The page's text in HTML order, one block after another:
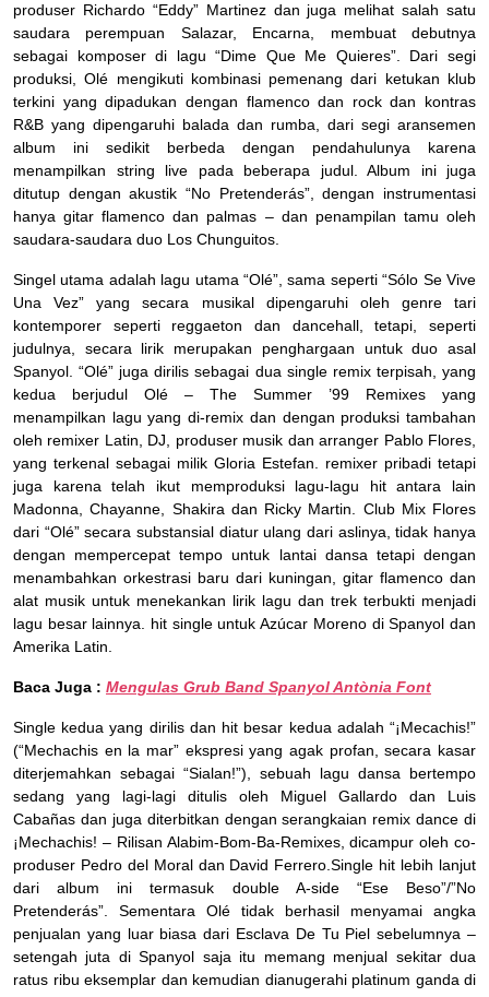
produser Richardo “Eddy” Martinez dan juga melihat salah satu
saudara perempuan Salazar, Encarna, membuat debutnya
sebagai komposer di lagu “Dime Que Me Quieres”. Dari segi
produksi, Olé mengikuti kombinasi pemenang dari ketukan klub
terkini yang dipadukan dengan flamenco dan rock dan kontras
R&B yang dipengaruhi balada dan rumba, dari segi aransemen
album ini sedikit berbeda dengan pendahulunya karena
menampilkan string live pada beberapa judul. Album ini juga
ditutup dengan akustik “No Pretenderás”, dengan instrumentasi
hanya gitar flamenco dan palmas – dan penampilan tamu oleh
saudara-saudara duo Los Chunguitos.
Singel utama adalah lagu utama “Olé”, sama seperti “Sólo Se Vive
Una Vez” yang secara musikal dipengaruhi oleh genre tari
kontemporer seperti reggaeton dan dancehall, tetapi, seperti
judulnya, secara lirik merupakan penghargaan untuk duo asal
Spanyol. “Olé” juga dirilis sebagai dua single remix terpisah, yang
kedua berjudul Olé – The Summer ’99 Remixes yang
menampilkan lagu yang di-remix dan dengan produksi tambahan
oleh remixer Latin, DJ, produser musik dan arranger Pablo Flores,
yang terkenal sebagai milik Gloria Estefan. remixer pribadi tetapi
juga karena telah ikut memproduksi lagu-lagu hit antara lain
Madonna, Chayanne, Shakira dan Ricky Martin. Club Mix Flores
dari “Olé” secara substansial diatur ulang dari aslinya, tidak hanya
dengan mempercepat tempo untuk lantai dansa tetapi dengan
menambahkan orkestrasi baru dari kuningan, gitar flamenco dan
alat musik untuk menekankan lirik lagu dan trek terbukti menjadi
lagu besar lainnya. hit single untuk Azúcar Moreno di Spanyol dan
Amerika Latin.
Baca Juga : Mengulas Grub Band Spanyol Antònia Font
Single kedua yang dirilis dan hit besar kedua adalah “¡Mecachis!”
(“Mechachis en la mar” ekspresi yang agak profan, secara kasar
diterjemahkan sebagai “Sialan!”), sebuah lagu dansa bertempo
sedang yang lagi-lagi ditulis oleh Miguel Gallardo dan Luis
Cabañas dan juga diterbitkan dengan serangkaian remix dance di
¡Mechachis! – Rilisan Alabim-Bom-Ba-Remixes, dicampur oleh co-
produser Pedro del Moral dan David Ferrero.Single hit lebih lanjut
dari album ini termasuk double A-side “Ese Beso”/”No
Pretenderás”. Sementara Olé tidak berhasil menyamai angka
penjualan yang luar biasa dari Esclava De Tu Piel sebelumnya –
setengah juta di Spanyol saja itu memang menjual sekitar dua
ratus ribu eksemplar dan kemudian dianugerahi platinum ganda di